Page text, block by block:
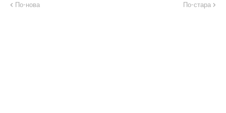
По-нова По-стара